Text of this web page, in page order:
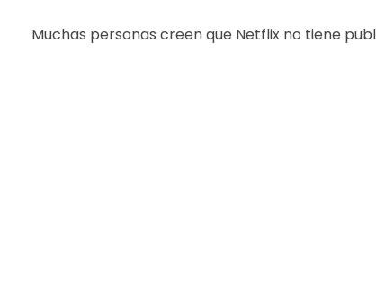
Muchas personas creen que Netflix no tiene